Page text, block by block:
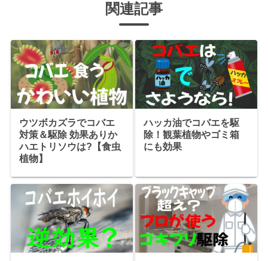
関連記事
ウツボカズラでコバエ
対策＆駆除 効果ありか
ハエトリソウは?【食虫
植物】
ハッカ油でコバエを駆
除！観葉植物やゴミ箱
にも効果